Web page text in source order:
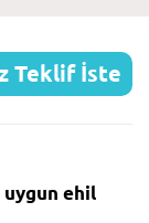
Teklif İste
uygun ehil